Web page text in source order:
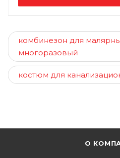
комбинезон для
многоразовый
костюм для
О